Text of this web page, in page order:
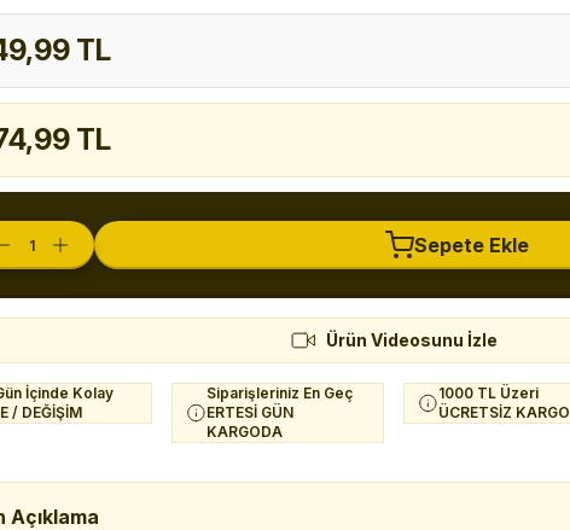
TL
TL
Sepete Ekle
Ürün Videosunu İzle
İçinde Kolay
/ DEĞİŞİM
Siparişleriniz En Geç
ERTESİ GÜN
KARGODA
1000 TL Üzeri
ÜCRETSİZ KARGO
Açıklama